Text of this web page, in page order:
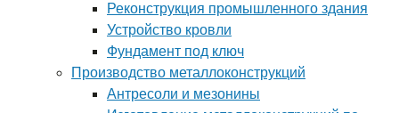
Реконструкция промышленного здания
Устройство кровли
Фундамент под ключ
Производство металлоконструкций
Антресоли и мезонины